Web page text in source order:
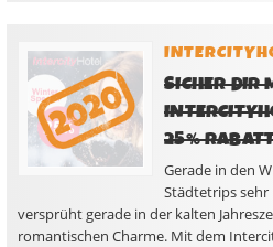
SICHER DIR
25%
Gerade in den
Städtetrips
versprüht gerade in der kalten
romantischen Charme. Mit dem